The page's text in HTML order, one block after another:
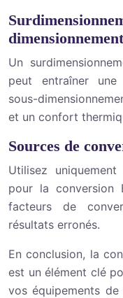
dimensionnement
Un
peut entraîner une
sous-
et un confort
Sources de
Utilisez
pour la conversion
facteurs de
résultats erronés.
En conclusion, la
est un élément clé
vos équipements